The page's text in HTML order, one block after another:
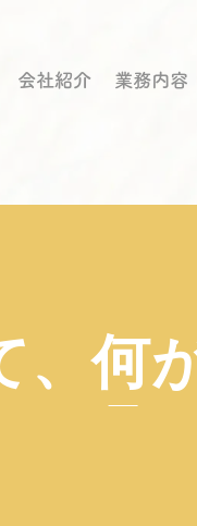
会社紹介 業務内容
、何